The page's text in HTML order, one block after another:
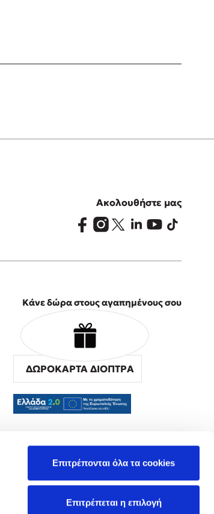
Επιτρέπονται όλα τα cookies
Επιτρέπεται η επιλογή
Ακολουθήστε μας
Κάνε δώρα στους αγαπημένους σου
ΔΩΡΟΚΑΡΤΑ ΔΙΟΠΤΡΑ